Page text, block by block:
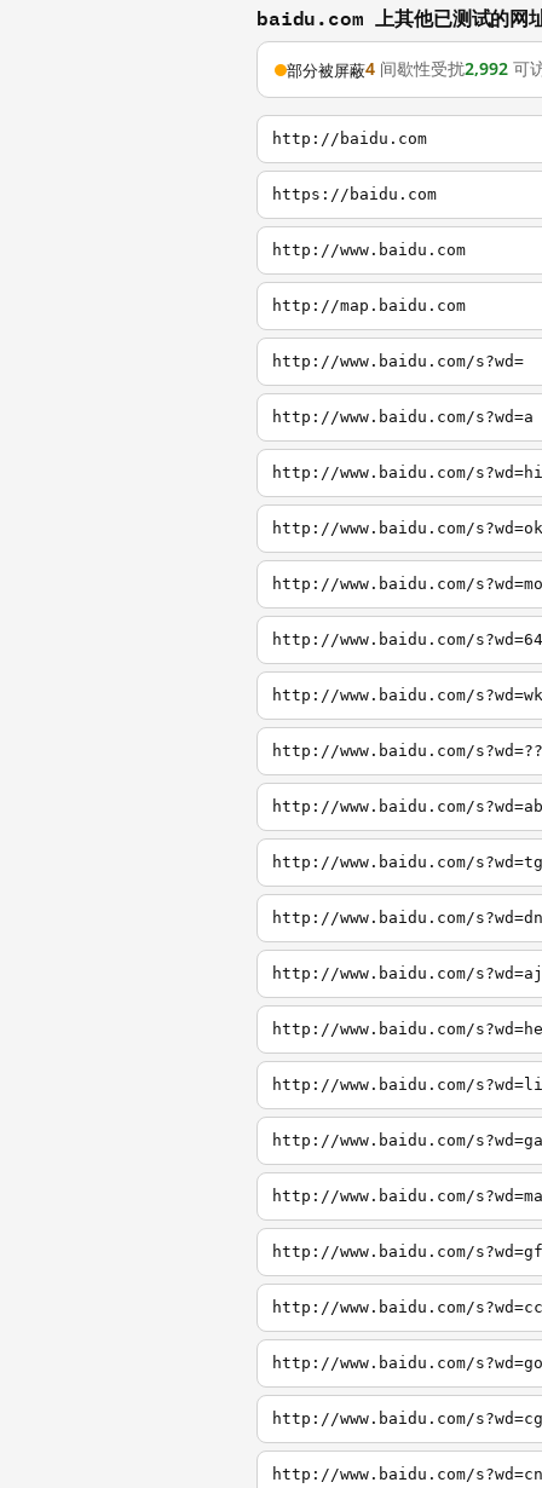
baidu.com 上其他已测试的网
部分被屏蔽4 间歇性受扰2,992 可
http://baidu.com
https://baidu.com
http://www.baidu.com
http://map.baidu.com
http://www.baidu.com/s?wd=
http://www.baidu.com/s?wd=a
http://www.baidu.com/s?wd=hi
http://www.baidu.com/s?wd=ok
http://www.baidu.com/s?wd=mo
http://www.baidu.com/s?wd=64
http://www.baidu.com/s?wd=wk
http://www.baidu.com/s?wd=??
http://www.baidu.com/s?wd=ab
http://www.baidu.com/s?wd=tg
http://www.baidu.com/s?wd=dn
http://www.baidu.com/s?wd=aj
http://www.baidu.com/
http://www.baidu.com/
http://www.baidu.com/
http://www.baidu.com/
http://www.baidu.com/
http://www.baidu.com/
http://www.baidu.com/
http://www.baidu.com/
http://www.baidu.com/